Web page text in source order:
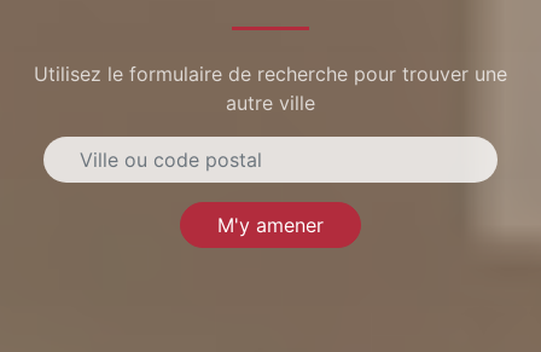
Utilisez le formulaire de recherche pour trouver une
autre ville
M'y amener